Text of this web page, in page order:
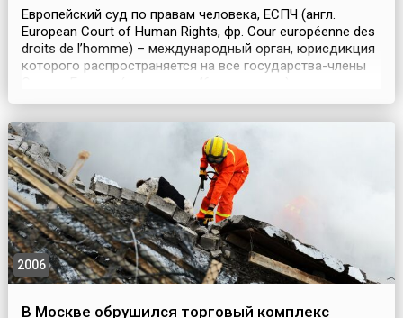
Европейский суд по правам человека, ЕСПЧ (англ.
European Court of Human Rights, фр. Cour européenne des
droits de l’homme) – международный орган, юрисдикция
которого распространяется на все государства-члены
ратифицировавшие Европейскую конвенцию о защите
вопросы, относящиеся к толкованию и применению
Конвенц...
2006
В Москве обрушился торговый комплекс